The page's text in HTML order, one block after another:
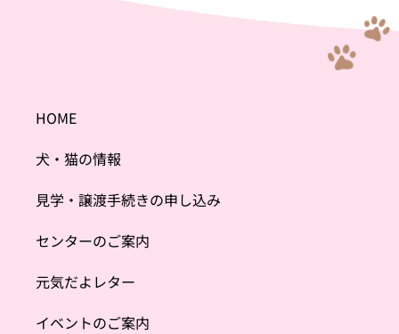
HOME
犬・猫の情報
見学・譲渡手続きの申し込み
センターのご案内
元気だよレター
イベントのご案内